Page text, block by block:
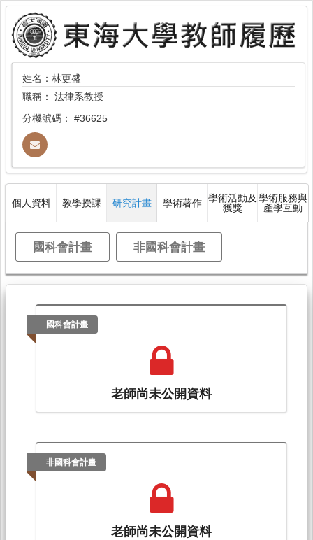
姓名：林更盛
職稱： 法律系教授
分機號碼： #36625
個人資料 教學授課 研究計畫 學術著作 學術活動及
獲獎
學術服務與
產學互動
國科會計畫 非國科會計畫
國科會計畫
老師尚未公開資料
非國科會計畫
老師尚未公開資料